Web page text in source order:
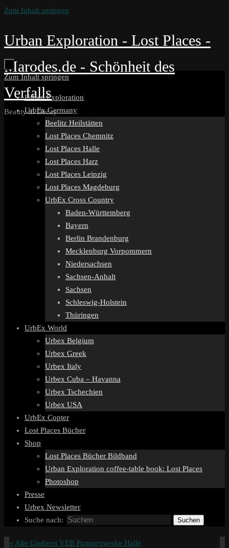
Zum Inhalt springen
Urban Exploration - Lost Places -
Marodes.de - Schönheit des
Verfalls
Beauty in Decay
Zum Inhalt springen
Urban Exploration
UrbEx Germany
Beelitz Heilstätten
Lost Places Chemnitz
Lost Places Halle
Lost Places Harz
Lost Places Leipzig
Lost Places Magdeburg
UrbEx Cross Country
Baden-Württemberg
Bayern
Berlin Brandenburg
Mecklenburg Vorpommern
Niedersachsen
Sachsen-Anhalt
Sachsen
Schleswig-Holstein
Thüringen
UrbEx World
Urbex Belgium
Urbex Greek
Urbex Italy
Urbex Cuba – Havanna
Urbex Tschechien
Urbex USA
UrbEx Copter
Lost Places Bücher
Shop
Lost Places Bücher Bildband
Urban Exploration coffee-table book: Lost Places
Photoshop
Presse
Urbex Newsletter
Suche nach:
Suchen
« Alte Gießerei VEB Pumpenwerke Halle